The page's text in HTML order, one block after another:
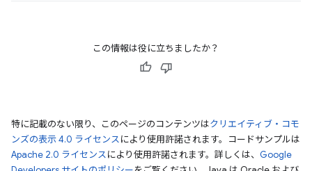
この情報は役に立ちましたか？
特に記載のない限り、このページのコンテンツはクリエイティブ・コモ
ンズの表示 4.0 ライセンスにより使用許諾されます。コードサンプルは
Apache 2.0 ライセンスにより使用許諾されます。詳しくは、 Google